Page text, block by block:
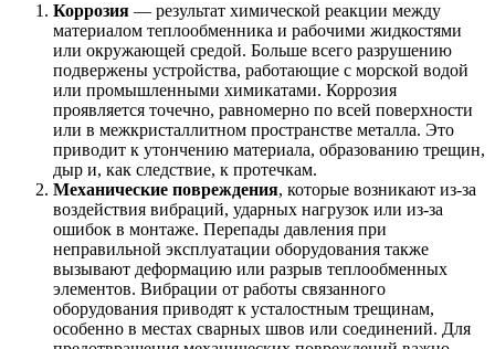
Коррозия — результат химической реакции между
материалом теплообменника и рабочими жидкостями
или окружающей средой. Больше всего разрушению
подвержены устройства, работающие с морской водой
или промышленными химикатами. Коррозия
проявляется точечно, равномерно по всей поверхности
или в межкристаллитном пространстве металла. Это
приводит к утончению материала, образованию трещин,
дыр и, как следствие, к протечкам.
Механические повреждения, которые возникают из-за
воздействия вибраций, ударных нагрузок или из-за
ошибок в монтаже. Перепады давления при
неправильной эксплуатации оборудования также
вызывают деформацию или разрыв теплообменных
элементов. Вибрации от работы связанного
оборудования приводят к усталостным трещинам,
особенно в местах сварных швов или соединений. Для